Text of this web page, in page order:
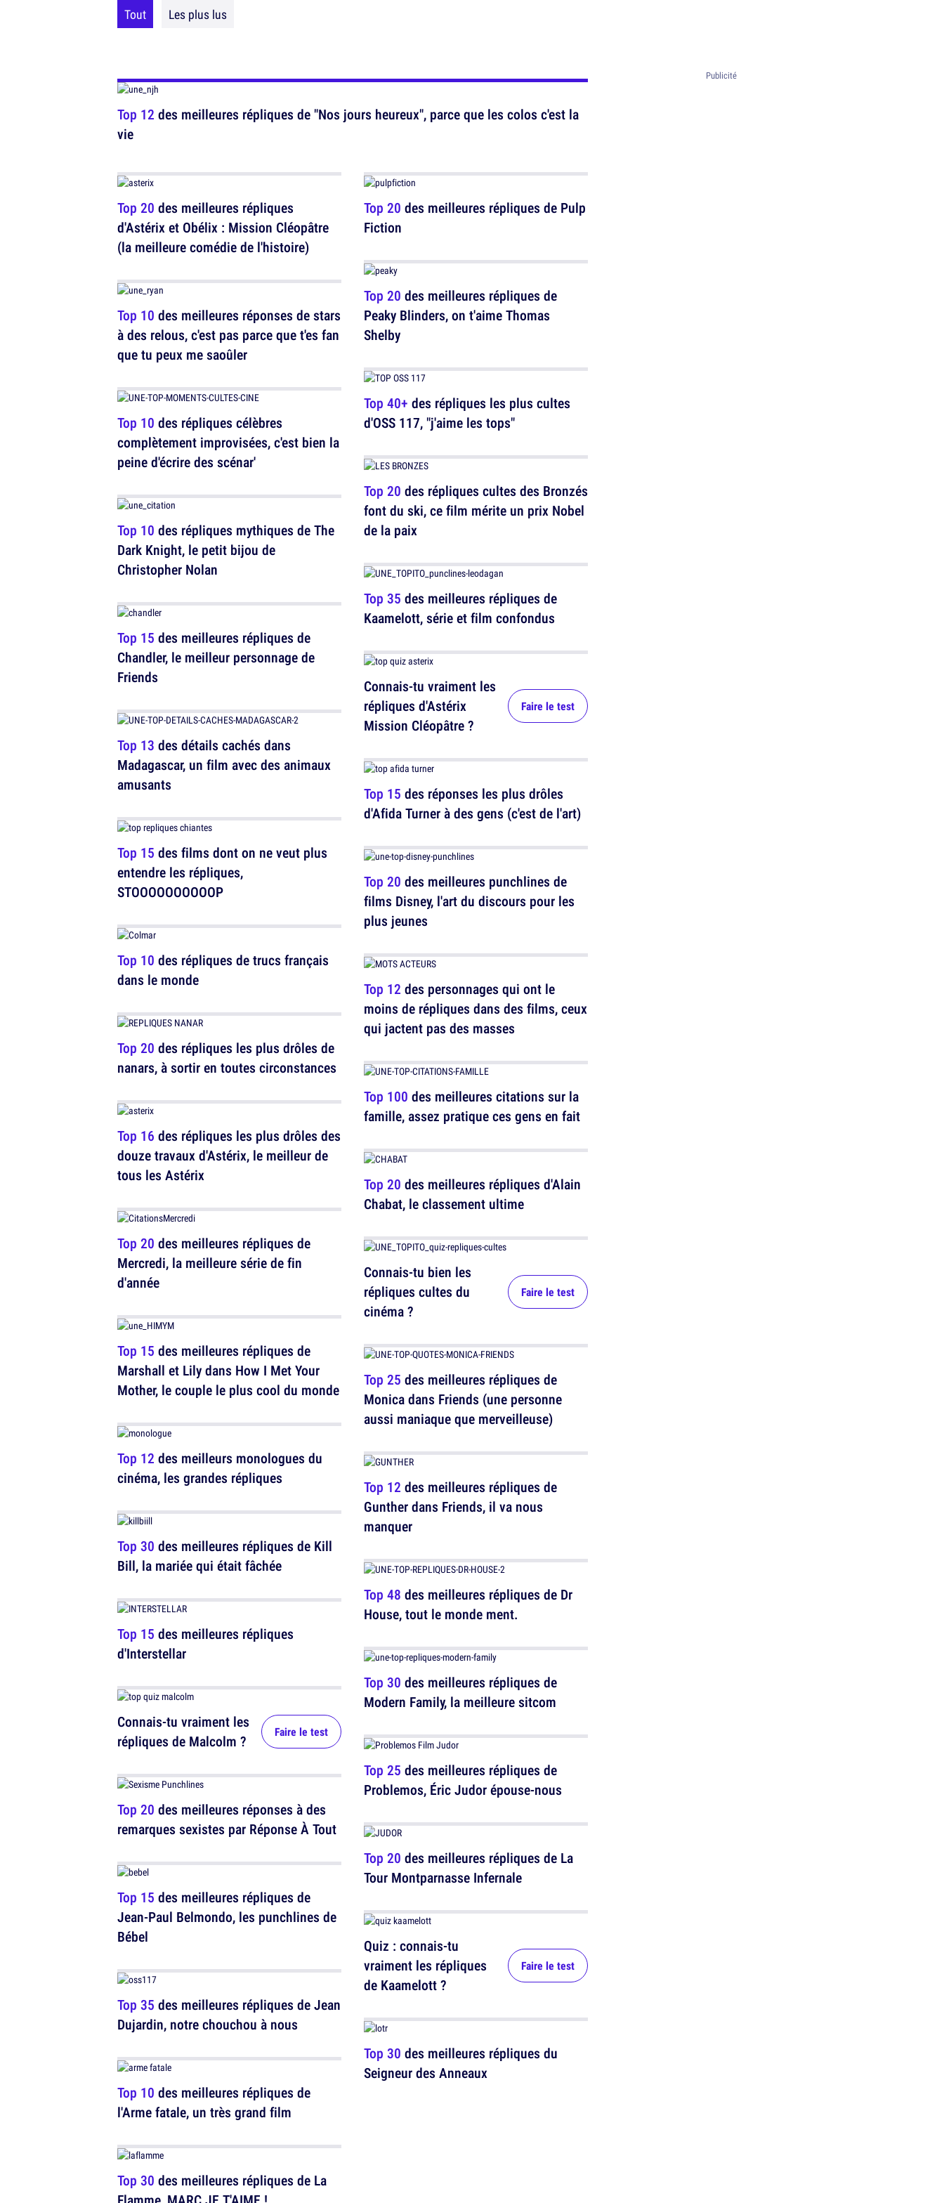
Tout Les plus lus
Top 12 des meilleures répliques de "Nos jours heureux", parce que les colos c'est la
vie
Top 20 des meilleures répliques
d'Astérix et Obélix : Mission Cléopâtre
(la meilleure comédie de l'histoire)
Top 10 des meilleures réponses de stars
à des relous, c'est pas parce que t'es fan
que tu peux me saoûler
Top 10 des répliques célèbres
complètement improvisées, c'est bien la
peine d'écrire des scénar'
Top 10 des répliques mythiques de The
Dark Knight, le petit bijou de
Christopher Nolan
Top 15 des meilleures répliques de
Chandler, le meilleur personnage de
Friends
Top 13 des détails cachés dans
Madagascar, un film avec des animaux
amusants
Top 15 des films dont on ne veut plus
entendre les répliques,
STOOOOOOOOOOP
Top 10 des répliques de trucs français
dans le monde
Top 20 des répliques les plus drôles de
nanars, à sortir en toutes circonstances
Top 16 des répliques les plus drôles des
douze travaux d'Astérix, le meilleur de
tous les Astérix
Top 20 des meilleures répliques de
Mercredi, la meilleure série de fin
d'année
Top 15 des meilleures répliques de
Marshall et Lily dans How I Met Your
Mother, le couple le plus cool du monde
Top 12 des meilleurs monologues du
cinéma, les grandes répliques
Top 30 des meilleures répliques de Kill
Bill, la mariée qui était fâchée
Top 15 des meilleures répliques
d'Interstellar
Connais-tu vraiment les
répliques de Malcolm ?
Faire le test
Top 20 des meilleures réponses à des
remarques sexistes par Réponse À Tout
Top 15 des meilleures répliques de
Jean-Paul Belmondo, les punchlines de
Bébel
Top 35 des meilleures répliques de Jean
Dujardin, notre chouchou à nous
Top 10 des meilleures répliques de
l'Arme fatale, un très grand film
Top 30 des meilleures répliques de La
Top 20 des meilleures répliques de Pulp
Fiction
Top 20 des meilleures répliques de
Peaky Blinders, on t'aime Thomas
Shelby
Top 40+ des répliques les plus cultes
d'OSS 117, "j'aime les tops"
Top 20 des répliques cultes des Bronzés
font du ski, ce film mérite un prix Nobel
de la paix
Top 35 des meilleures répliques de
Kaamelott, série et film confondus
Connais-tu vraiment les
répliques d'Astérix
Mission Cléopâtre ?
Faire le test
Top 15 des réponses les plus drôles
d'Afida Turner à des gens (c'est de l'art)
Top 20 des meilleures punchlines de
films Disney, l'art du discours pour les
plus jeunes
Top 12 des personnages qui ont le
moins de répliques dans des films, ceux
qui jactent pas des masses
Top 100 des meilleures citations sur la
famille, assez pratique ces gens en fait
Top 20 des meilleures répliques d'Alain
Chabat, le classement ultime
Connais-tu bien les
répliques cultes du
cinéma ?
Faire le test
Top 25 des meilleures répliques de
Monica dans Friends (une personne
aussi maniaque que merveilleuse)
Top 12 des meilleures répliques de
Gunther dans Friends, il va nous
manquer
Top 48 des meilleures répliques de Dr
House, tout le monde ment.
Top 30 des meilleures répliques de
Modern Family, la meilleure sitcom
Top 25 des meilleures répliques de
Problemos, Éric Judor épouse-nous
Top 20 des meilleures répliques de La
Tour Montparnasse Infernale
Quiz : connais-tu
vraiment les répliques
de Kaamelott ?
Faire le test
Top 30 des meilleures répliques du
Seigneur des Anneaux